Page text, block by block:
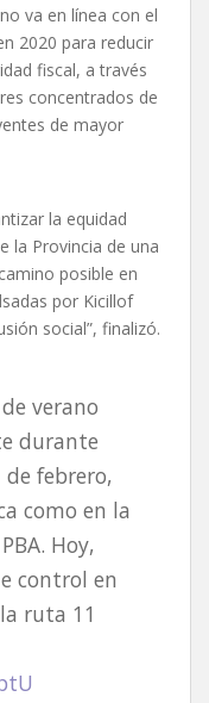
va en línea con el
2020 para reducir
fiscal, a través
concentrados de
de mayor
la equidad
la Provincia de una
posible en
por Kicillof
social”, finalizó.
verano
durante
febrero,
como en la
Hoy,
control en
ruta 11